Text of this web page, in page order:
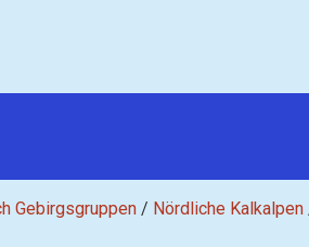
Gebirgsgruppen / Nördliche Kalkalpen